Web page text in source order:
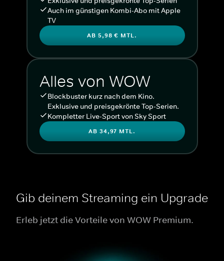
Auch im günstigen Kombi-Abo mit Apple
TV
AB 5,98 € MTL.
Alles von WOW
Blockbuster kurz nach dem Kino.
Exklusive und preisgekrönte Top-Serien.
Kompletter Live-Sport von Sky Sport
AB 34,97 MTL.
Gib deinem Streaming ein Upgrade
Erleb jetzt die Vorteile von WOW Premium.